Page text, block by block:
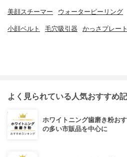
美顔スチーマー ウォーターピーリング
小顔ベルト 毛穴吸引器 かっさプレート
よく見られている人気おすすめ
ホワイトニング歯磨き粉お
の多い市販品を中心に